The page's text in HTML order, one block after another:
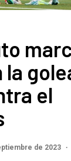
el
de 2023